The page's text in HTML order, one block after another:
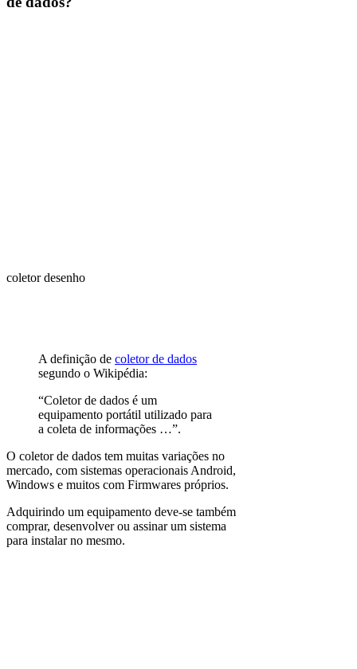
coletor desenho
A definição de coletor de dados
segundo o Wikipédia:
“Coletor de dados é um
equipamento portátil utilizado para
a coleta de informações …”.
O coletor de dados tem muitas variações no
mercado, com sistemas operacionais Android,
Windows e muitos com Firmwares próprios.
Adquirindo um equipamento deve-se também
comprar, desenvolver ou assinar um sistema
para instalar no mesmo.